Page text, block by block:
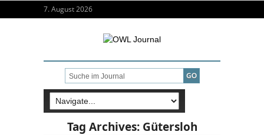
7. August 2026
Tag Archives: Gütersloh